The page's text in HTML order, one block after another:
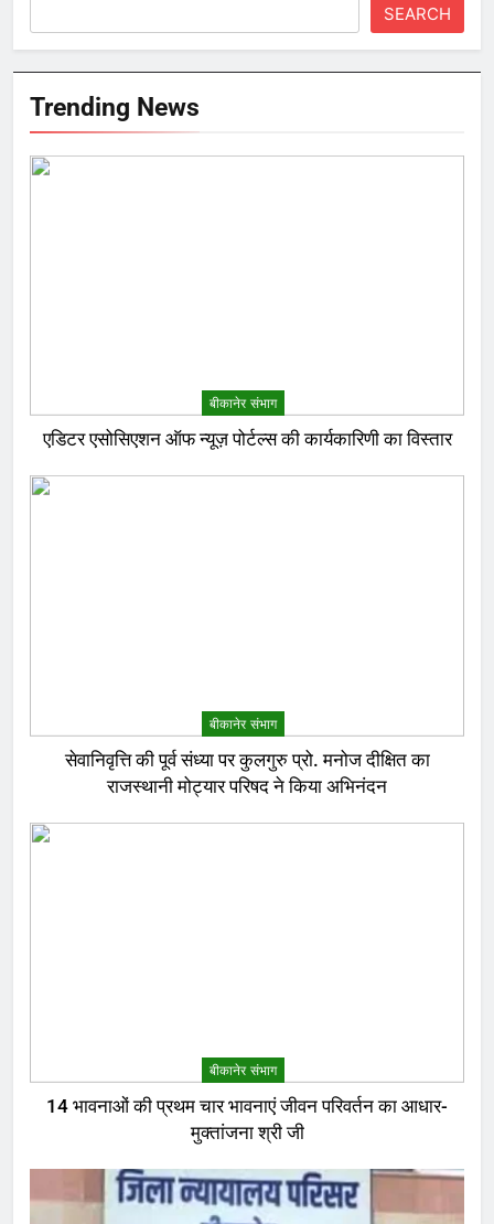
SEARCH
Trending News
बीकानेर संभाग
एडिटर एसोसिएशन ऑफ न्यूज़ पोर्टल्स की कार्यकारिणी का विस्तार
बीकानेर संभाग
सेवानिवृत्ति की पूर्व संध्या पर कुलगुरु प्रो. मनोज दीक्षित का
राजस्थानी मोट्यार परिषद ने किया अभिनंदन
बीकानेर संभाग
14 भावनाओं की प्रथम चार भावनाएं जीवन परिवर्तन का आधार-
मुक्तांजना श्री जी